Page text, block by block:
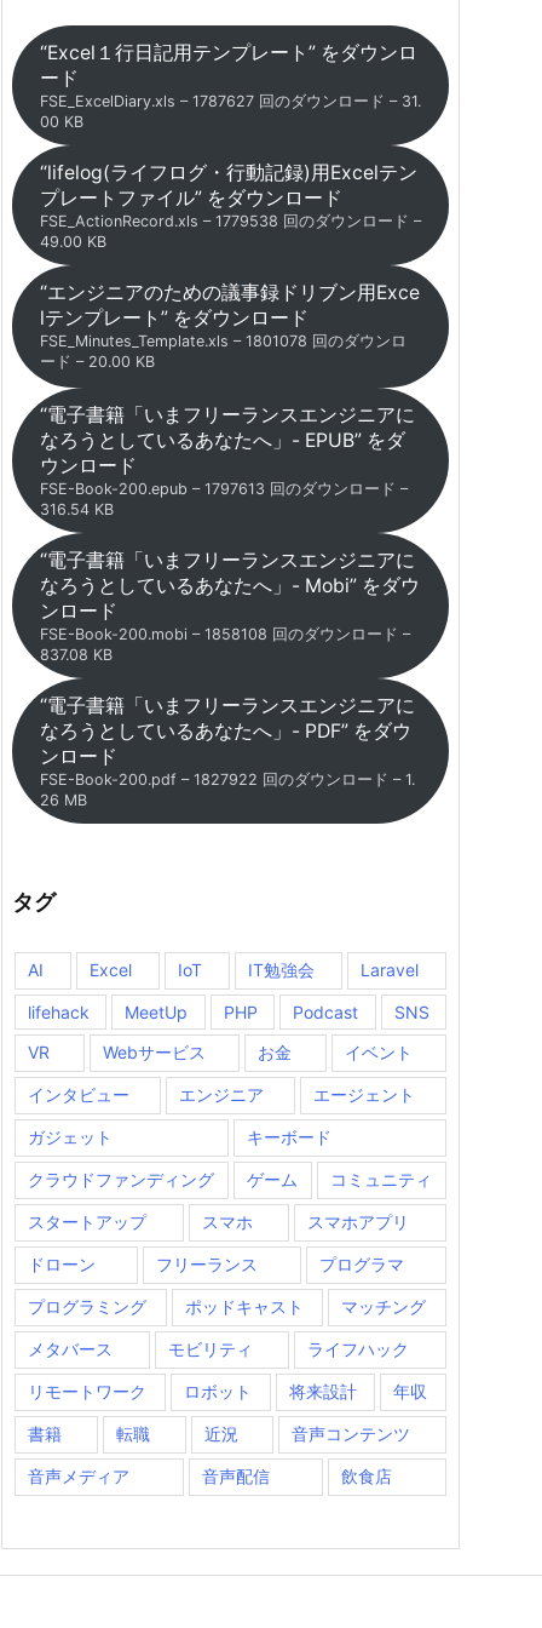
“Excel１行日記用テンプレート” をダウンロ
ード
FSE_ExcelDiary.xls – 1787627 回のダウンロード – 31.
00 KB
“lifelog(ライフログ・行動記録)用Excelテン
プレートファイル” をダウンロード
FSE_ActionRecord.xls – 1779538 回のダウンロード –
49.00 KB
“エンジニアのための議事録ドリブン用Exce
lテンプレート” をダウンロード
FSE_Minutes_Template.xls – 1801078 回のダウンロ
ード – 20.00 KB
“電子書籍「いまフリーランスエンジニアに
なろうとしているあなたへ」- EPUB” をダ
ウンロード
FSE-Book-200.epub – 1797613 回のダウンロード –
316.54 KB
“電子書籍「いまフリーランスエンジニアに
なろうとしているあなたへ」- Mobi” をダウ
ンロード
FSE-Book-200.mobi – 1858108 回のダウンロード –
837.08 KB
“電子書籍「いまフリーランスエンジニアに
なろうとしているあなたへ」- PDF” をダウ
ンロード
FSE-Book-200.pdf – 1827922 回のダウンロード – 1.
26 MB
タグ
AI Excel IoT IT勉強会 Laravel
lifehack MeetUp PHP Podcast
SNS
VR
Webサービス お金 イベント
インタビュー エンジニア エージェント
ガジェット キーボード
クラウドファンディング ゲーム コミュニティ
スタートアップ スマホ スマホアプリ
ドローン フリーランス プログラマ
プログラミング ポッドキャスト マッチング
メタバース モビリティ ライフハック
リモートワーク ロボット 将来設計 年収
書籍 転職 近況 音声コンテンツ
音声メディア 音声配信 飲食店